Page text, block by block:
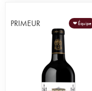
PRIMEUR ❤ Équipe